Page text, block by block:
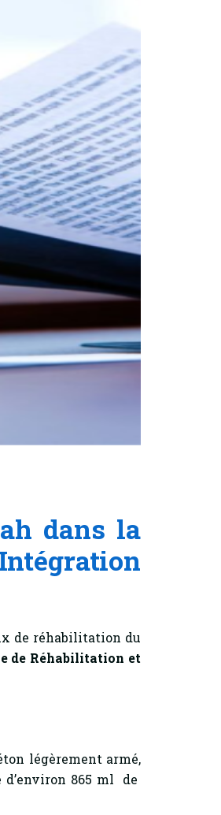
dans la
de réhabilitation du
de Réhabilitation et
légèrement armé,
d’environ 865 ml de